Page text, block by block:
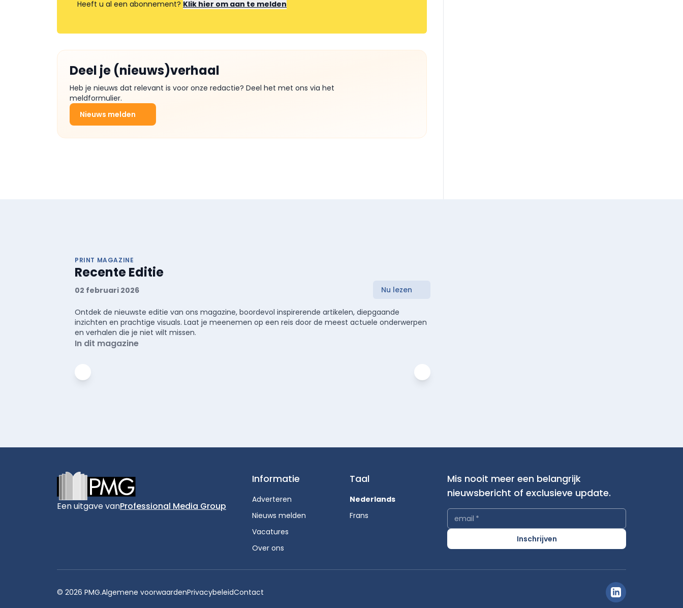
Heeft u al een abonnement? Klik hier om aan te melden
Deel je (nieuws)verhaal
Heb je nieuws dat relevant is voor onze redactie? Deel het met ons via het
meldformulier.
Nieuws melden
PRINT MAGAZINE
Recente Editie
02 februari 2026 Nu lezen
Ontdek de nieuwste editie van ons magazine, boordevol inspirerende artikelen, diepgaande
inzichten en prachtige visuals. Laat je meenemen op een reis door de meest actuele onderwerpen
en verhalen die je niet wilt missen.
In dit magazine
Een uitgave vanProfessional Media Group
Informatie
Adverteren
Nieuws melden
Vacatures
Over ons
Taal
Nederlands
Frans
Mis nooit meer een belangrijk
nieuwsbericht of exclusieve update.
email *
Inschrijven
© 2026 PMG.Algemene voorwaardenPrivacybeleidContact